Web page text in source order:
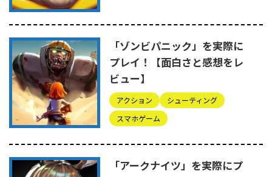
「ゾンビパニック」を実際に
プレイ！【面白さと感想をレ
ビュー】
アクション
シューティング
スマホゲーム
「アークナイツ」を実際にプ